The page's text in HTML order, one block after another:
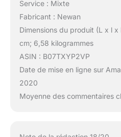
Service : Mixte
Fabricant : Newan
Dimensions du produit (L x l
cm; 6,58 kilogrammes
ASIN : B07TXYP2VP
Date de mise en ligne sur
2020
Moyenne des commentaires